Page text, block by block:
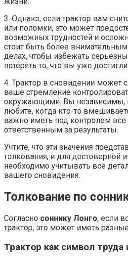
3. Однако, если трактор вам
или поломки, это может
возможных трудностей и
стоит быть более
делах, чтобы избежать
потерять то, что вы уже достигли.
4. Трактор в сновидении может
ваше стремление
окружающими. Вы независимы,
любите, когда кто-то
важно иметь под контролем
ответственным за результаты.
Учтите, что эти значения
толкования, и для достоверной
необходимо учитывать все
вашего сновидения.
Толкование по
Согласно соннику Лонго, если
трактор, это может иметь
Трактор как символ труда